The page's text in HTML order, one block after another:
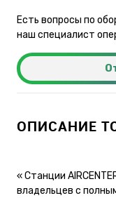
Есть вопросы по
наш специалист
ОПИСАНИЕ
« Станции
владельцев с